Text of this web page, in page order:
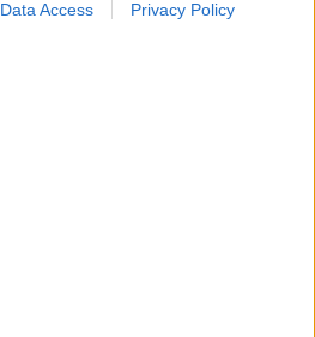
Data Access Privacy Policy
να ωφελούν και την